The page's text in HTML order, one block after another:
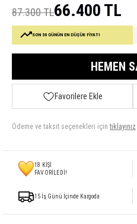
87.300 TL66.400 TL
SON 30 GÜNÜN EN DÜŞÜK FİYATI
HEMEN
Favorilere Ekle
Ödeme ve taksit seçenekleri için tıklayınız
18 KİŞİ
FAVORİLEDİ!
15 İş Günü İçinde Kargoda